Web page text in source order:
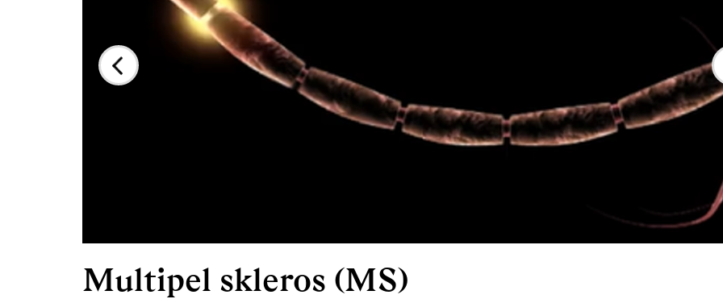
Multipel skleros (MS)